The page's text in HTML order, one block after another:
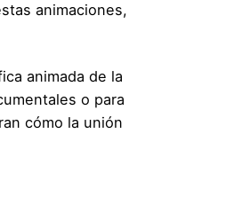
animaciones,
animada de la
o para
cómo la unión